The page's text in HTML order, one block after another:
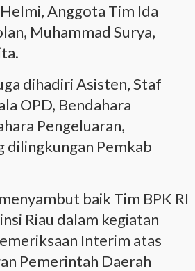
Anggota Tim Ida
Muhammad Surya,
dihadiri Asisten, Staf
OPD, Bendahara
Pengeluaran,
dilingkungan Pemkab
baik Tim BPK RI
Riau dalam kegiatan
Interim atas
Pemerintah Daerah